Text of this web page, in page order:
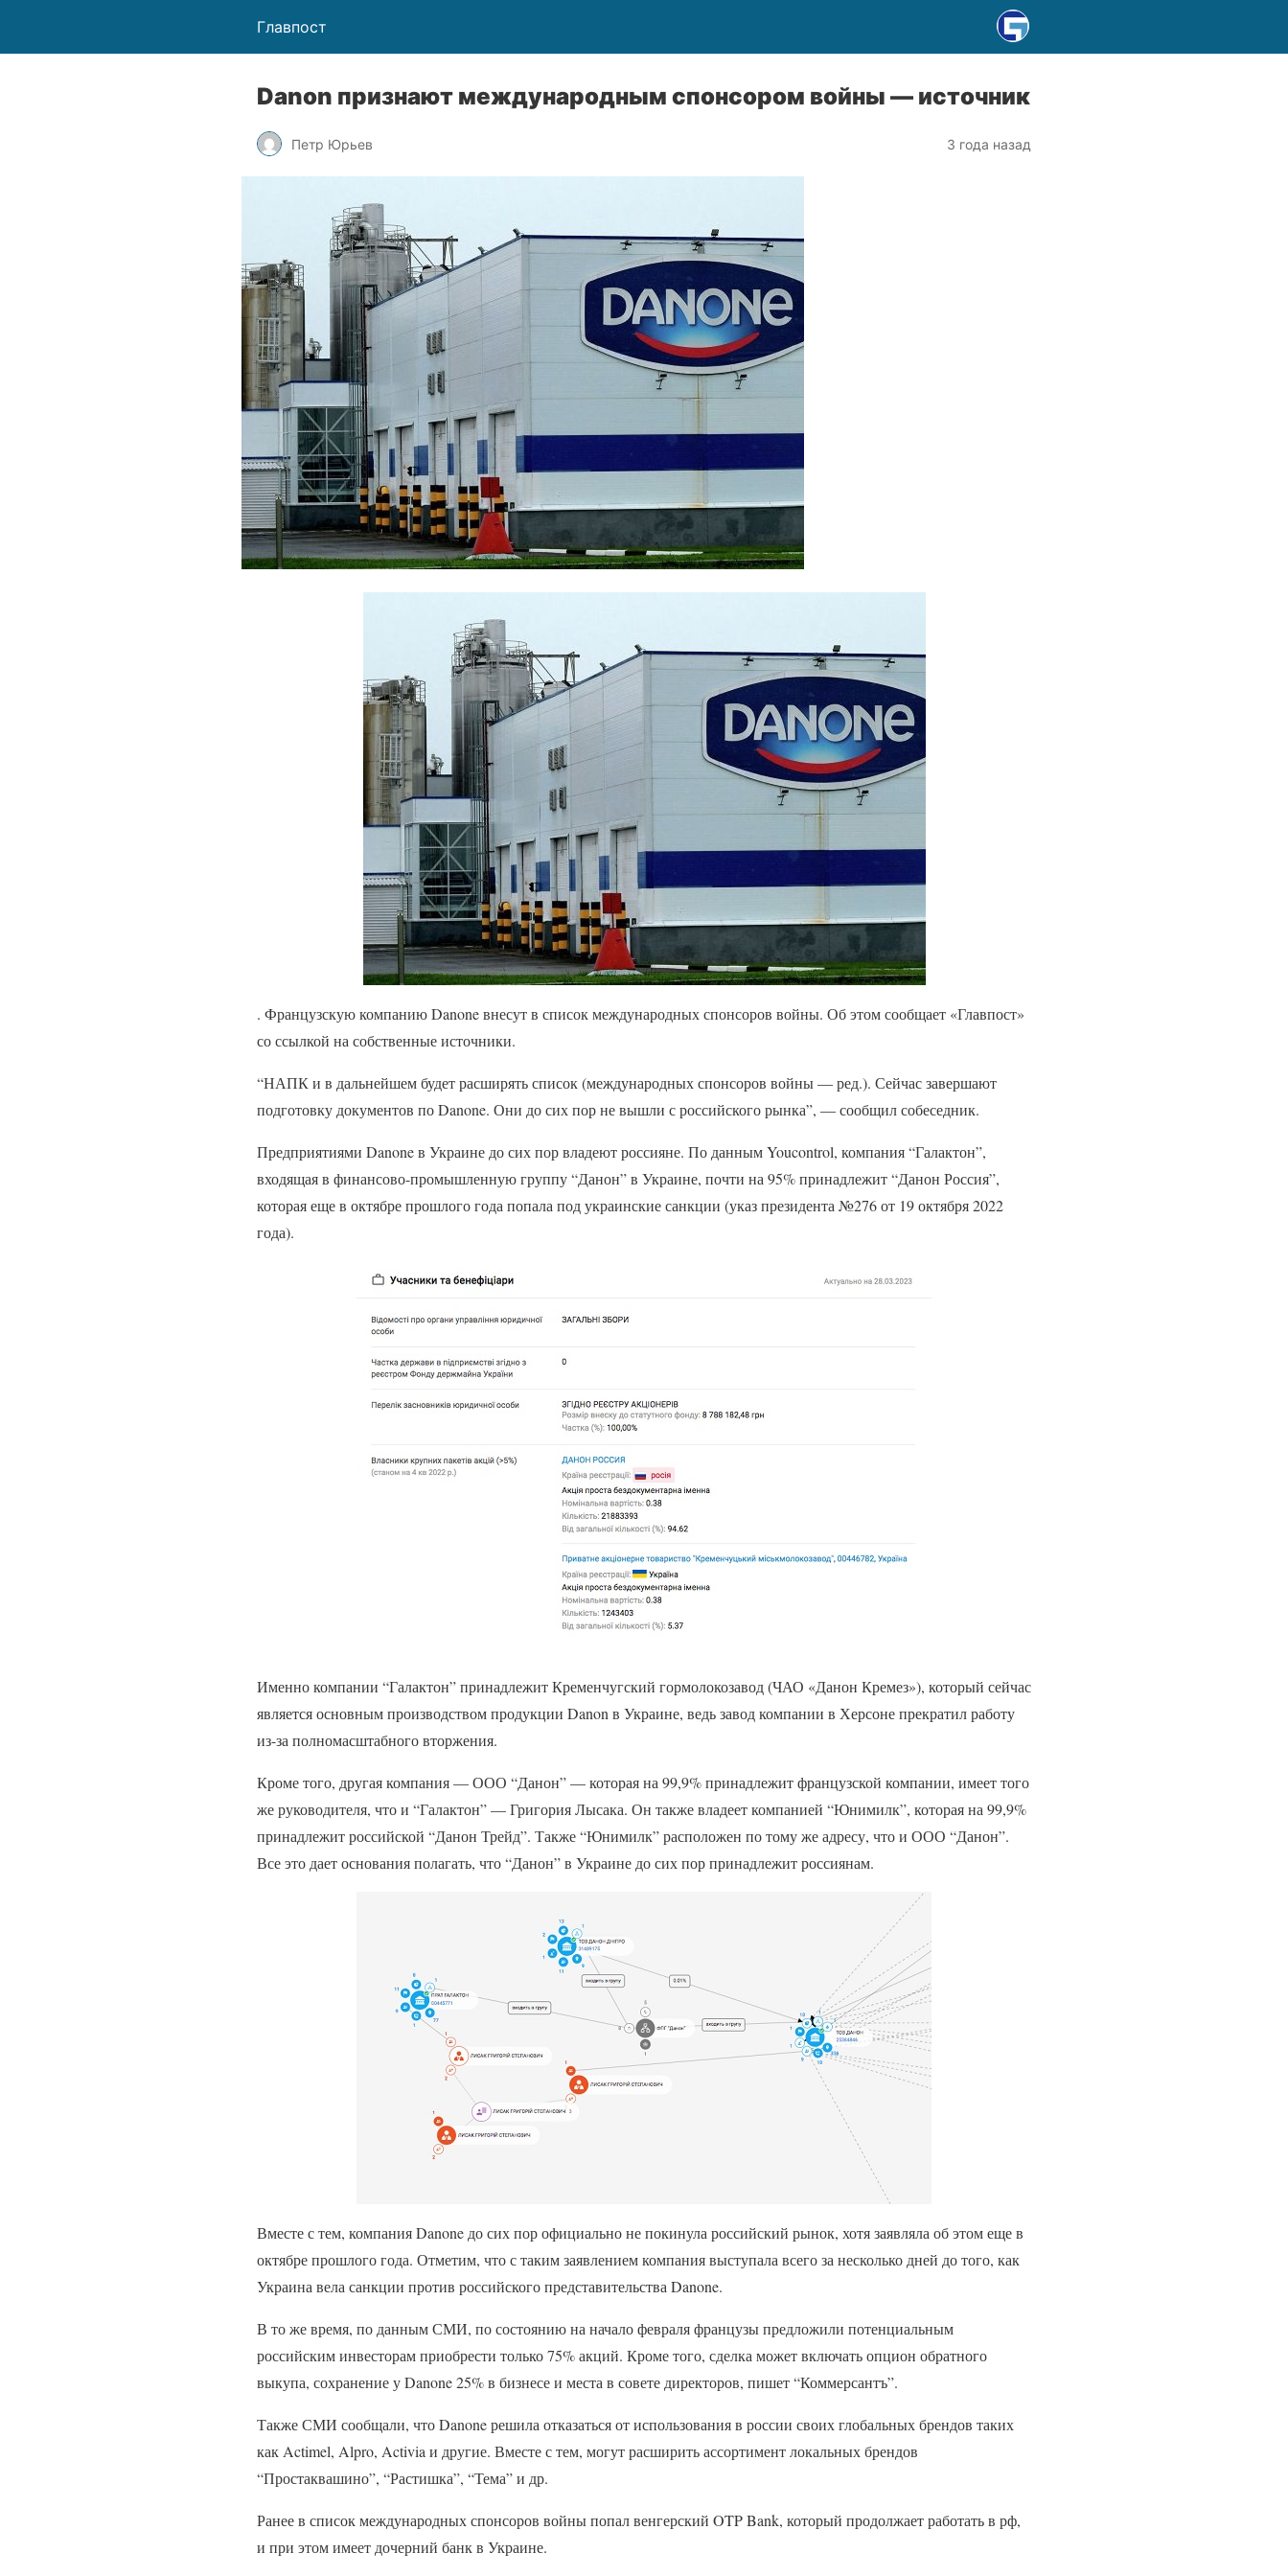
Главпост
Danon признают международным спонсором войны — источник
Петр Юрьев 3 года назад
. Французскую компанию Danone внесут в список международных спонсоров войны. Об этом сообщает «Главпост»
со ссылкой на собственные источники.
“НАПК и в дальнейшем будет расширять список (международных спонсоров войны — ред.). Сейчас завершают
подготовку документов по Danone. Они до сих пор не вышли с российского рынка”, — сообщил собеседник.
Предприятиями Danone в Украине до сих пор владеют россияне. По данным Youcontrol, компания “Галактон”,
входящая в финансово-промышленную группу “Данон” в Украине, почти на 95% принадлежит “Данон Россия”,
которая еще в октябре прошлого года попала под украинские санкции (указ президента №276 от 19 октября 2022
года).
Именно компании “Галактон” принадлежит Кременчугский гормолокозавод (ЧАО «Данон Кремез»), который сейчас
является основным производством продукции Danon в Украине, ведь завод компании в Херсоне прекратил работу
из-за полномасштабного вторжения.
Кроме того, другая компания — ООО “Данон” — которая на 99,9% принадлежит французской компании, имеет того
же руководителя, что и “Галактон” — Григория Лысака. Он также владеет компанией “Юнимилк”, которая на 99,9%
принадлежит российской “Данон Трейд”. Также “Юнимилк” расположен по тому же адресу, что и ООО “Данон”.
Все это дает основания полагать, что “Данон” в Украине до сих пор принадлежит россиянам.
Вместе с тем, компания Danone до сих пор официально не покинула российский рынок, хотя заявляла об этом еще в
октябре прошлого года. Отметим, что с таким заявлением компания выступала всего за несколько дней до того, как
Украина вела санкции против российского представительства Danone.
В то же время, по данным СМИ, по состоянию на начало февраля французы предложили потенциальным
российским инвесторам приобрести только 75% акций. Кроме того, сделка может включать опцион обратного
выкупа, сохранение у Danone 25% в бизнесе и места в совете директоров, пишет “Коммерсантъ”.
Также СМИ сообщали, что Danone решила отказаться от использования в россии своих глобальных брендов таких
как Actimel, Alpro, Activia и другие. Вместе с тем, могут расширить ассортимент локальных брендов
“Простаквашино”, “Растишка”, “Тема” и др.
Ранее в список международных спонсоров войны попал венгерский OTP Bank, который продолжает работать в рф,
и при этом имеет дочерний банк в Украине.